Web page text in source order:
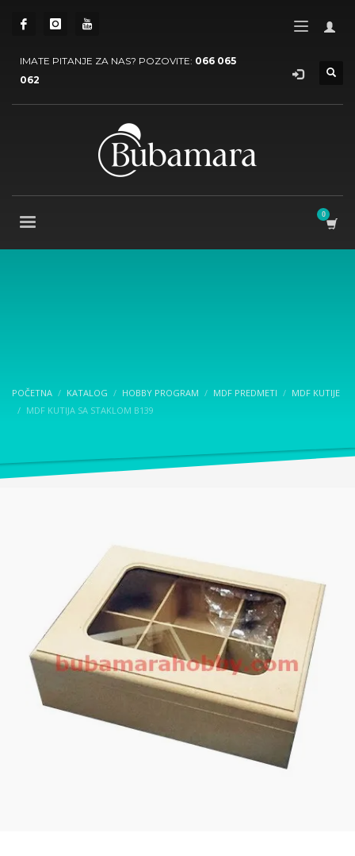
IMATE PITANJE ZA NAS? POZOVITE: 066 065
062
POČETNA KATALOG HOBBY PROGRAM MDF PREDMETI
MDF KUTIJE
MDF KUTIJA SA STAKLOM B139